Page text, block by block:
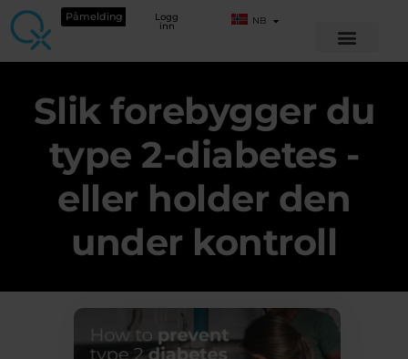
Påmelding Logg
inn NB
Slik forebygger du
type 2-diabetes -
eller holder den
under kontroll